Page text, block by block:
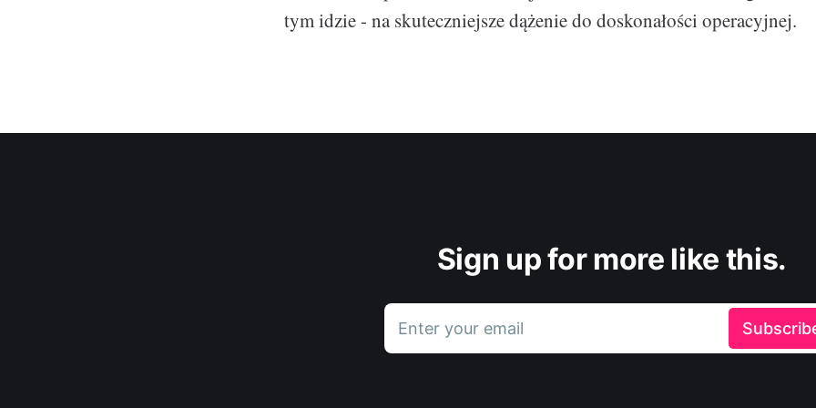
tym idzie - na skuteczniejsze dążenie do doskonałości operacyjnej.
Sign up for more like this.
Enter your email